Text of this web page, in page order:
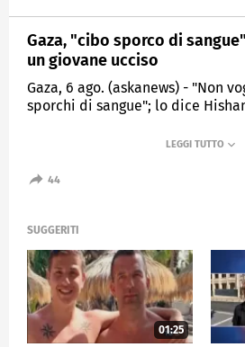
Gaza, "cibo sporco di
un giovane ucciso
Gaza, 6 ago. (askanews) - "Non
sporchi di sangue"; lo dice
procurarsi una razione degli
e protestano: anche Saly Lotfy
secondo l'Onu: almeno 1373
uccisi dal 27 maggio "mentre
secondo l'Onu per la maggior
israeliane.
CRONACA
44
SUGGERITI
01:25